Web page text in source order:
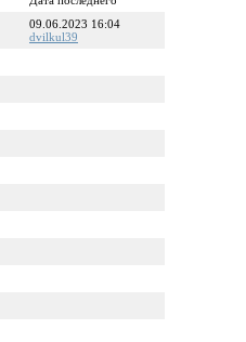
09.06.2023 16:04
dvilkul39